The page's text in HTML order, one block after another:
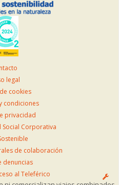
legal
cookies
condiciones
privacidad
Corporativa
de colaboración
denuncias
al Teleférico